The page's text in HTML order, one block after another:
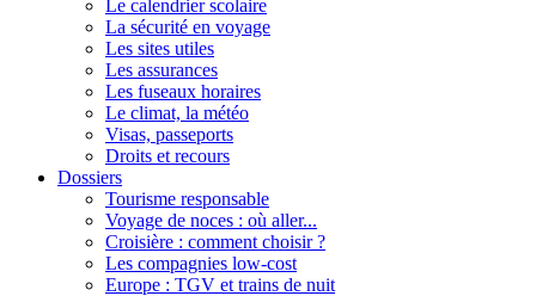
Le calendrier scolaire
La sécurité en voyage
Les sites utiles
Les assurances
Les fuseaux horaires
Le climat, la météo
Visas, passeports
Droits et recours
Dossiers
Tourisme responsable
Voyage de noces : où aller...
Croisière : comment choisir ?
Les compagnies low-cost
Europe : TGV et trains de nuit